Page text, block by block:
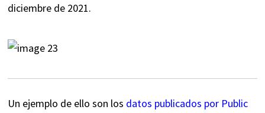
diciembre de 2021.
Un ejemplo de ello son los datos publicados por Public